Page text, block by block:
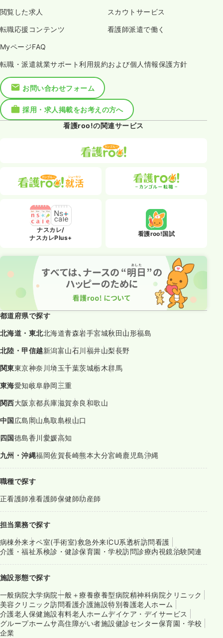
閲覧した求人 スカウトサービス
転職応援コンテンツ 看護師派遣で働く
MyページFAQ
転職・派遣就業サポート利用規約および個人情報保護方針
お問い合わせフォーム
採用・求人掲載をお考えの方へ
看護roo!の関連サービス
ナスカレ/
ナスカレPlus+
看護roo!国試
都道府県で探す
北海道・東北北海道青森岩手宮城秋田山形福島
北陸・甲信越新潟富山石川福井山梨長野
関東東京神奈川埼玉千葉茨城栃木群馬
東海愛知岐阜静岡三重
関西大阪京都兵庫滋賀奈良和歌山
中国広島岡山鳥取島根山口
四国徳島香川愛媛高知
九州・沖縄福岡佐賀長崎熊本大分宮崎鹿児島沖縄
職種で探す
正看護師准看護師保健師助産師
担当業務で探す
病棟外来オペ室(手術室)救急外来ICU系透析訪問看護
介護・福祉系検診・健診保育園・学校訪問診療内視鏡治験関連
施設形態で探す
一般病院大学病院一般＋療養療養型病院精神科病院クリニック
美容クリニック訪問看護介護施設特別養護老人ホーム
介護老人保健施設有料老人ホームデイケア・デイサービス
グループホームサ高住障がい者施設健診センター保育園・学校
企業